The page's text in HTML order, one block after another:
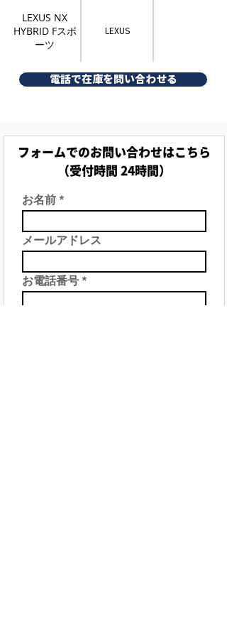
LEXUS NX
HYBRID Fスポ
ーツ
LEXUS
電話で在庫を問い合わせる
フォームでのお問い合わせはこちら
（受付時間 24時間）
お名前
メールアドレス
お電話番号